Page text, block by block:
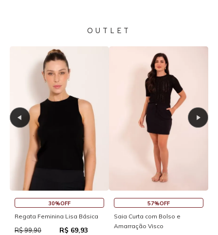
OUTLET
30%OFF
Regata Feminina Lisa Básica
R$ 99,90 R$ 69,93
57%OFF
Saia Curta com Bolso e
Amarração Visco